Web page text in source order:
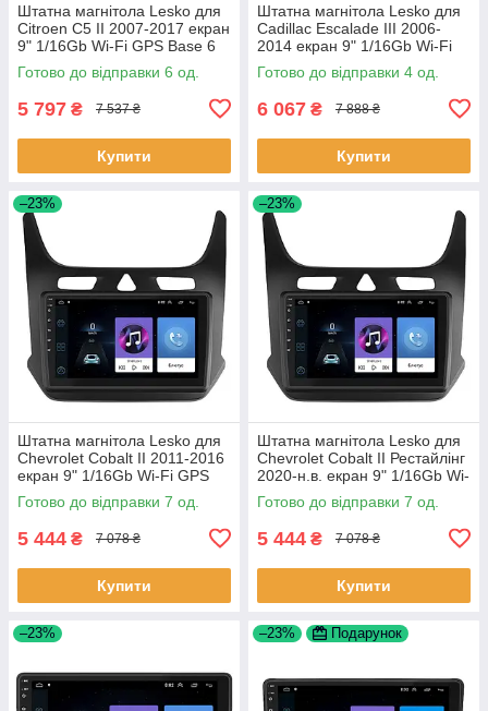
Штатна магнітола Lesko для
Citroen C5 II 2007-2017 екран
9" 1/16Gb Wi-Fi GPS Base 6
шт.
Готово до відправки 6 од.
5 797 ₴ 7 537 ₴
Купити
Штатна магнітола Lesko для
Cadillac Escalade III 2006-
2014 екран 9" 1/16Gb Wi-Fi
GPS Base Каміллак 4 шт.
Готово до відправки 4 од.
6 067 ₴ 7 888 ₴
Купити
–23%
Штатна магнітола Lesko для
Chevrolet Cobalt II 2011-2016
екран 9" 1/16Gb Wi-Fi GPS
Base Шевроле Кобальт 7 шт.
Готово до відправки 7 од.
5 444 ₴ 7 078 ₴
Купити
–23%
Штатна магнітола Lesko для
Chevrolet Cobalt II Рестайлінг
2020-н.в. екран 9" 1/16Gb Wi-
Fi GPS Base 7 шт.
Готово до відправки 7 од.
5 444 ₴ 7 078 ₴
Купити
–23% –23% Подарунок